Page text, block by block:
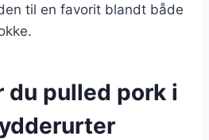
til en favorit blandt både
du pulled pork i